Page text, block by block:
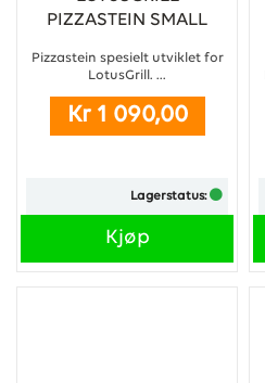
PIZZASTEIN SMALL
Pizzastein spesielt utviklet for
LotusGrill. ...
Kr 1 090,00
Lagerstatus:
Kjøp